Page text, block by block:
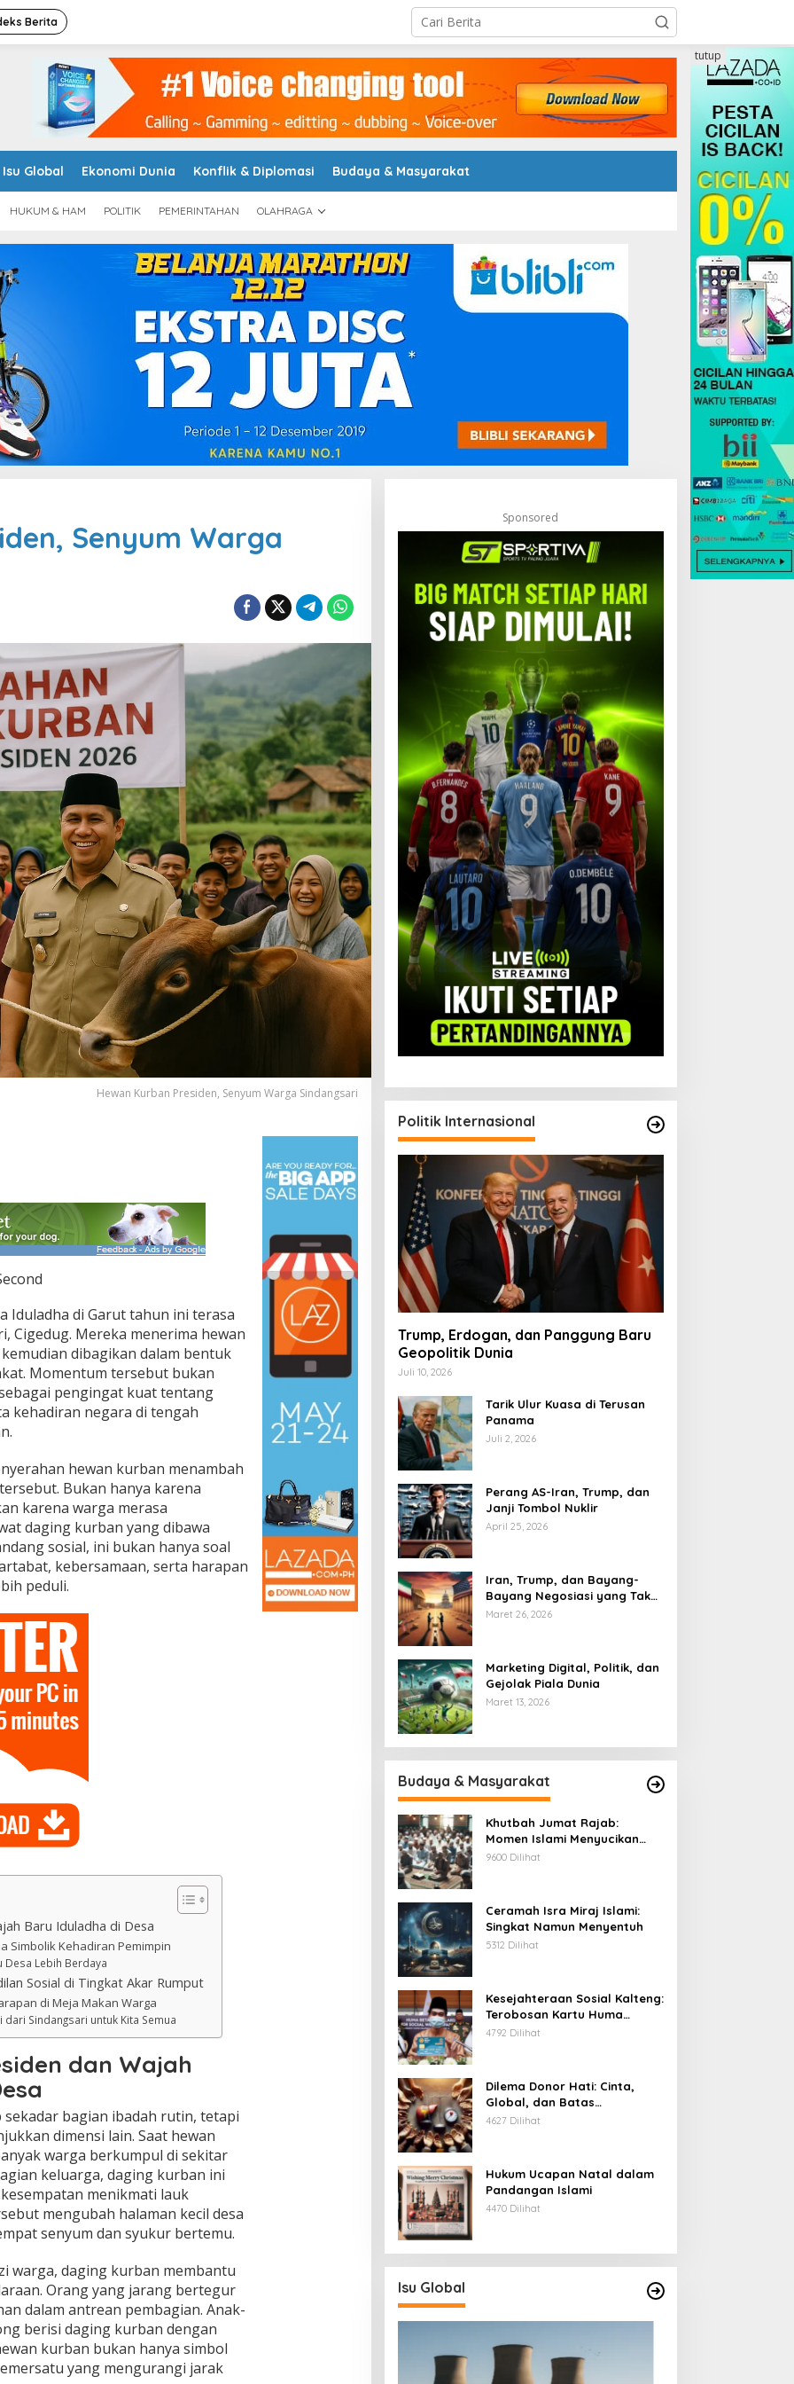
Berita
Isu Global Ekonomi Dunia Konflik & Diplomasi Budaya & Masyarakat
HUKUM & HAM POLITIK PEMERINTAHAN OLAHRAGA
tutup
Senyum Warga
Hewan Kurban Presiden, Senyum Warga Sindangsari
Iduladha di Garut tahun ini terasa
Cigedug. Mereka menerima hewan
dibagikan dalam bentuk
Momentum tersebut bukan
pengingat kuat tentang
kehadiran negara di tengah
hewan kurban menambah
Bukan hanya karena
karena warga merasa
daging kurban yang dibawa
sosial, ini bukan hanya soal
kebersamaan, serta harapan
peduli.
Baru Iduladha di Desa
Simbolik Kehadiran Pemimpin
Desa Lebih Berdaya
Sosial di Tingkat Akar Rumput
di Meja Makan Warga
Sindangsari untuk Kita Semua
dan Wajah
bagian ibadah rutin, tetapi
dimensi lain. Saat hewan
warga berkumpul di sekitar
keluarga, daging kurban ini
menikmati lauk
mengubah halaman kecil desa
senyum dan syukur bertemu.
warga, daging kurban membantu
Orang yang jarang bertegur
dalam antrean pembagian. Anak-
berisi daging kurban dengan
kurban bukan hanya simbol
yang mengurangi jarak
Sponsored
Politik Internasional
Trump, Erdogan, dan Panggung Baru
Geopolitik Dunia
Juli 10, 2026
Tarik Ulur Kuasa di Terusan
Panama
Juli 2, 2026
Perang AS-Iran, Trump, dan
Janji Tombol Nuklir
April 25, 2026
Iran, Trump, dan Bayang-
Bayang Negosiasi yang Tak
Pernah Usai
Maret 26, 2026
Marketing Digital, Politik, dan
Gejolak Piala Dunia
Maret 13, 2026
Budaya & Masyarakat
Khutbah Jumat Rajab:
Momen Islami Menyucikan
Hati
9600 Dilihat
Ceramah Isra Miraj Islami:
Singkat Namun Menyentuh
5312 Dilihat
Kesejahteraan Sosial Kalteng:
Terobosan Kartu Huma
Betang
4792 Dilihat
Dilema Donor Hati: Cinta,
Global, dan Batas
Pengorbanan
4627 Dilihat
Hukum Ucapan Natal dalam
Pandangan Islami
4470 Dilihat
Isu Global